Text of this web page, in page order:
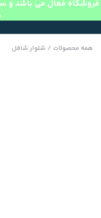
فروشگاه فعال می باشد و
همه محصولات / شلوار شافل